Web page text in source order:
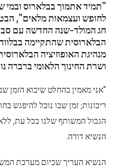
"תמיד אתמוך בבלארוס ובמי
לחופש ועצמאות מלאים",
חג המולד-שנה החדשה עם
מנהיגת האופוזיציה
ושרת החינוך הלאומי ברברה
"אני מאמין בהחלט שיבוא הזמן
ריבונות; זמן שבו נוכל להיפגש
הגבול המשותף שלנו בכל עת,
הנשיא דודה.
הנשיא העריך שכיום מערכת